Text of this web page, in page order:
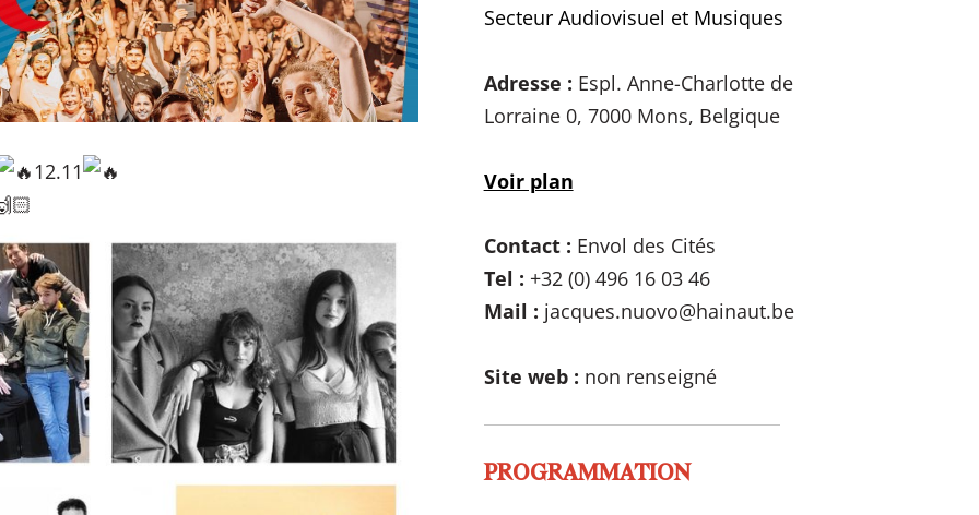
12.11
Secteur Audiovisuel et Musiques
Adresse : Espl. Anne-Charlotte de
Lorraine 0, 7000 Mons, Belgique
Voir plan
Contact : Envol des Cités
Tel : +32 (0) 496 16 03 46
Mail : jacques.nuovo@hainaut.be
Site web : non renseigné
PROGRAMMATION